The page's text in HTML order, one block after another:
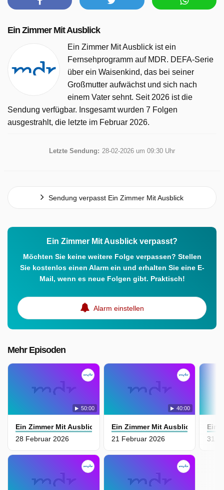
Ein Zimmer Mit Ausblick
Ein Zimmer Mit Ausblick ist ein
Fernsehprogramm auf MDR. DEFA-Serie
über ein Waisenkind, das bei seiner
Großmutter aufwächst und sich nach
einem Vater sehnt. Seit 2026 ist die
Sendung verfügbar. Insgesamt wurden 7 Folgen
ausgestrahlt, die letzte im Februar 2026.
Letzte Sendung: 28-02-2026 um 09:30 Uhr
Sendung verpasst Ein Zimmer Mit Ausblick
Ein Zimmer Mit Ausblick verpasst?
Möchten Sie keine weitere Folge verpassen? Stellen
Sie kostenlos einen Alarm ein und erhalten Sie eine E-
Mail, wenn es neue Folgen gibt. Praktisch!
Alarm einstellen
Mehr Episoden
50:00
Ein Zimmer Mit Ausblick
28 Februar 2026
40:00
Ein Zimmer Mit Ausblick
21 Februar 2026
Ein
31